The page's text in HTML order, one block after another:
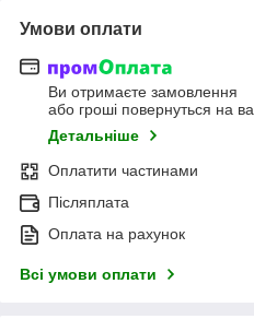
Умови оплати
Ви отримаєте замовлення
або гроші повернуться на
Детальніше
Оплатити частинами
Післяплата
Оплата на рахунок
Всі умови оплати